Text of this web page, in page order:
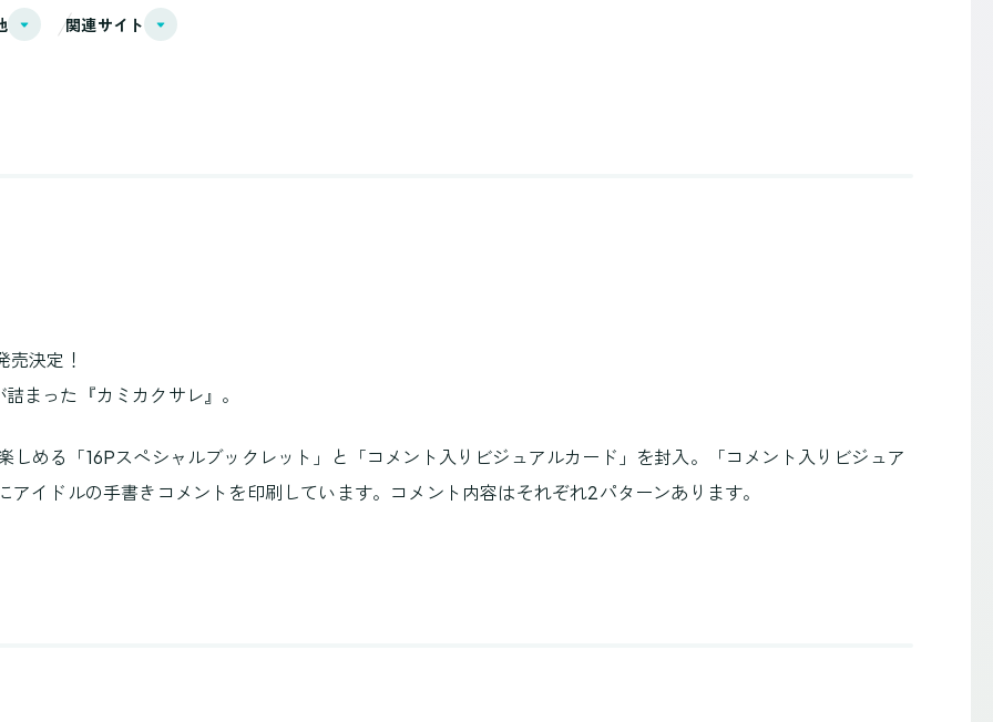
関連サイト
決定！
まった『カミカクサレ』。
める「16Pスペシャルブックレット」と「コメント入りビジュアルカード」を封入。「コメント入りビジュア
イドルの手書きコメントを印刷しています。コメント内容はそれぞれ2パターンあります。